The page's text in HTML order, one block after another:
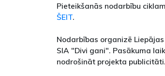
Pieteikšanās nodarbību
ŠEIT.
Nodarbības organizē
SIA "Divi gani". Pasākuma
nodrošināt projekta publicitāti.